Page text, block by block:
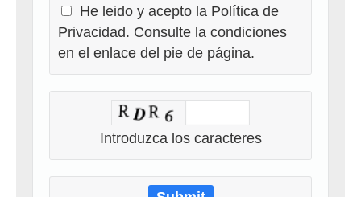
He leido y acepto la Política de
Privacidad. Consulte la condiciones
en el enlace del pie de página.
Introduzca los caracteres